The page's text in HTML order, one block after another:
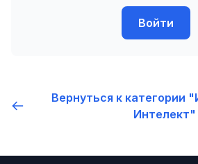
Войти
Вернуться к категории
Интелект"